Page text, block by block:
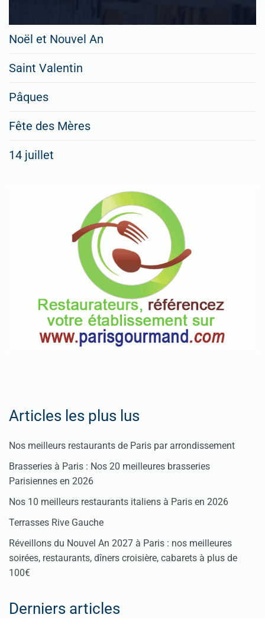
Noël et Nouvel An
Saint Valentin
Pâques
Fête des Mères
14 juillet
Articles les plus lus
Nos meilleurs restaurants de Paris par arrondissement
Brasseries à Paris : Nos 20 meilleures brasseries
Parisiennes en 2026
Nos 10 meilleurs restaurants italiens à Paris en 2026
Terrasses Rive Gauche
Réveillons du Nouvel An 2027 à Paris : nos meilleures
soirées, restaurants, dîners croisière, cabarets à plus de
100€
Derniers articles